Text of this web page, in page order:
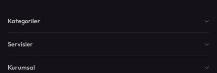
Kategoriler
Servisler
Kurumsal